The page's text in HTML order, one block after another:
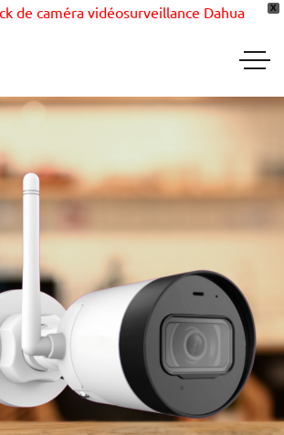
X
de caméra vidéosurveillance Dahua